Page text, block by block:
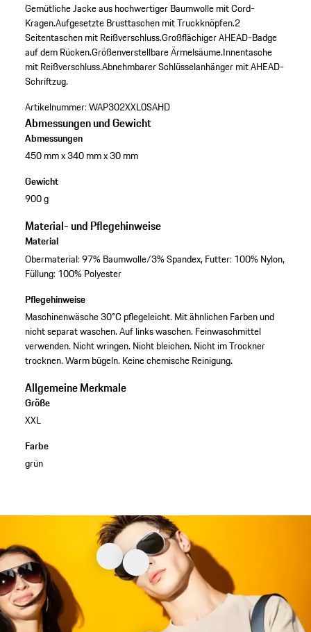
Gemütliche Jacke aus hochwertiger Baumwolle mit Cord-
Kragen.Aufgesetzte Brusttaschen mit Truckknöpfen.2
Seitentaschen mit Reißverschluss.Großflächiger AHEAD-Badge
auf dem Rücken.Größenverstellbare Ärmelsäume.Innentasche
mit Reißverschluss.Abnehmbarer Schlüsselanhänger mit AHEAD-
Schriftzug.
Artikelnummer:WAP302XXL0SAHD
Abmessungen und Gewicht
Abmessungen
450 mm x 340 mm x 30 mm
Gewicht
900 g
Material- und Pflegehinweise
Material
Obermaterial: 97% Baumwolle/3% Spandex, Futter: 100% Nylon,
Füllung: 100% Polyester
Pflegehinweise
Maschinenwäsche 30°C pflegeleicht. Mit ähnlichen Farben und
nicht separat waschen. Auf links waschen. Feinwaschmittel
verwenden. Nicht wringen. Nicht bleichen. Nicht im Trockner
trocknen. Warm bügeln. Keine chemische Reinigung.
Allgemeine Merkmale
Größe
XXL
Farbe
grün